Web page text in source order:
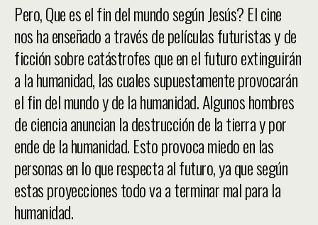
Pero, Que es el fin del mundo según Jesús? El cine
nos ha enseñado a través de películas futuristas y de
ficción sobre catástrofes que en el futuro extinguirán
a la humanidad, las cuales supuestamente provocarán
el fin del mundo y de la humanidad. Algunos hombres
de ciencia anuncian la destrucción de la tierra y por
ende de la humanidad. Esto provoca miedo en las
personas en lo que respecta al futuro, ya que según
estas proyecciones todo va a terminar mal para la
humanidad.